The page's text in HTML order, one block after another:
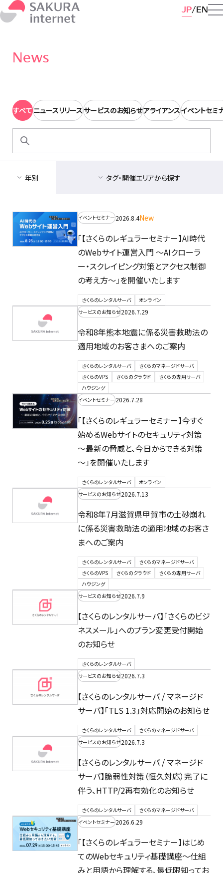
JP EN
News
すべてニュースリリースサービスのお知らせアライアンスイベントセミ
年別 タグ・開催エリアから探す
イベントセミナー2026.8.4New
「【さくらのレギュラーセミナー】AI時代
のWebサイト運営入門 ～AIクローラ
ー・スクレイピング対策とアクセス制御
の考え方～」を開催いたします
さくらのレンタルサーバ
オンライン
サービスのお知らせ2026.7.29
令和8年熊本地震に係る災害救助法の
適用地域のお客さまへのご案内
さくらのレンタルサーバ
さくらのマネージドサーバ
さくらのVPS
さくらのクラウド
さくらの専用サーバ
ハウジング
イベントセミナー2026.7.28
「【さくらのレギュラーセミナー】今すぐ
始めるWebサイトのセキュリティ対策
～最新の脅威と、今日からできる対策
～」を開催いたします
さくらのレンタルサーバ
オンライン
サービスのお知らせ2026.7.13
令和8年7月滋賀県甲賀市の土砂崩れ
に係る災害救助法の適用地域のお客さ
まへのご案内
さくらのレンタルサーバ
さくらのマネージドサーバ
さくらのVPS
さくらのクラウド
さくらの専用サーバ
ハウジング
サービスのお知らせ2026.7.9
【さくらのレンタルサーバ】「さくらのビジ
ネスメール」へのプラン変更受付開始
のお知らせ
さくらのレンタルサーバ
サービスのお知らせ2026.7.3
【さくらのレンタルサーバ / マネージド
サーバ】「TLS 1.3」対応開始のお知らせ
さくらのレンタルサーバ
さくらのマネージドサーバ
サービスのお知らせ2026.7.3
【さくらのレンタルサーバ / マネージド
サーバ】脆弱性対策（恒久対応）完了に
伴う、HTTP/2再有効化のお知らせ
さくらのレンタルサーバ
さくらのマネージドサーバ
イベントセミナー2026.6.29
「【さくらのレギュラーセミナー】はじめ
てのWebセキュリティ基礎講座〜仕組
みと用語から理解する、最低限知ってお